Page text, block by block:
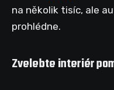
na několik tisíc, ale
prohlédne.
Zvelebte interiér